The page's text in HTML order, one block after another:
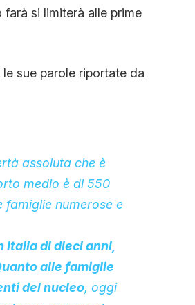
si limiterà alle prime
sue parole riportate da
assoluta che è
medio è di 550
numerose e
Italia di dieci anni,
alle famiglie
del nucleo, oggi